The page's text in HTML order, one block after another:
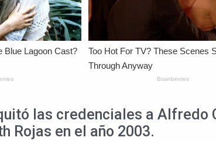
las credenciales a
Rojas en el año 2003.